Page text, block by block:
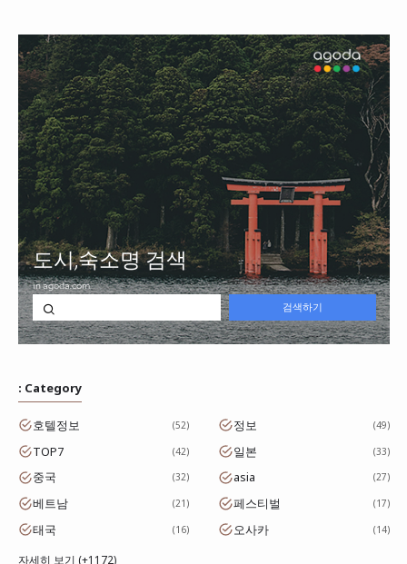
: Category
호텔정보 52 정보 49
TOP7 42 일본 33
중국 32 asia 27
베트남 21 페스티벌 17
태국 16 오사카 14
자세히 보기 (+1172)